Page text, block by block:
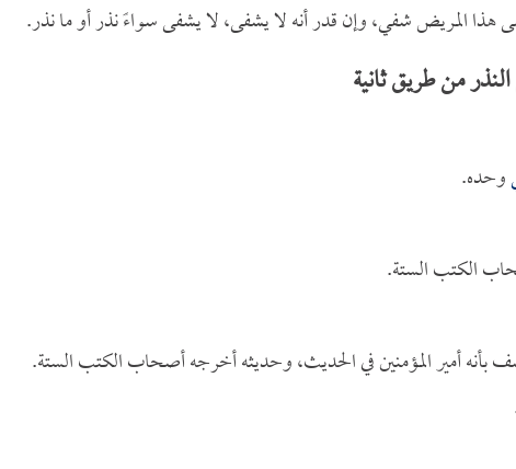
هذا المريض شفي، وإن قدر أنه لا يشفى، لا يشفى سواءً نذر أو ما نذر.
من طريق ثانية
وحده.
الكتب الستة.
بأنه أمير المؤمنين في الحديث، وحديثه أخرجه أصحاب الكتب الستة.